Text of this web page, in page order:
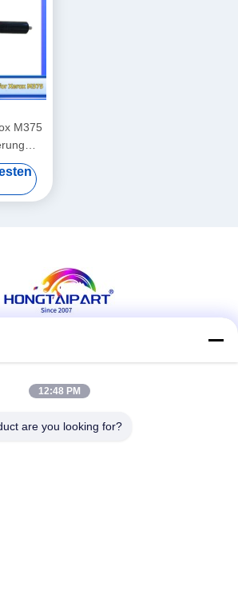
M375
Kontaktaufnahme
12:48 PM
are you looking for?